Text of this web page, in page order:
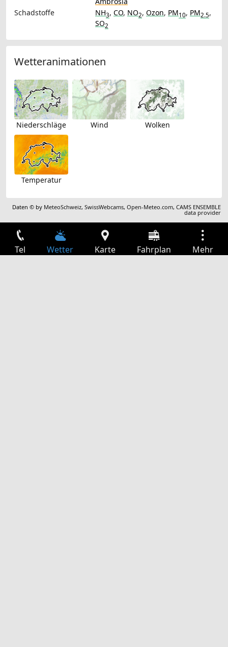
Schadstoffe
NH3, CO, NO2, Ozon, PM10, PM2.5,
SO2
Wetteranimationen
Niederschläge Wind Wolken
Temperatur
Daten © by MeteoSchweiz,SwissWebcams,Open-Meteo.com,CAMS ENSEMBLE
data provider
Tel Wetter Karte Fahrplan Mehr